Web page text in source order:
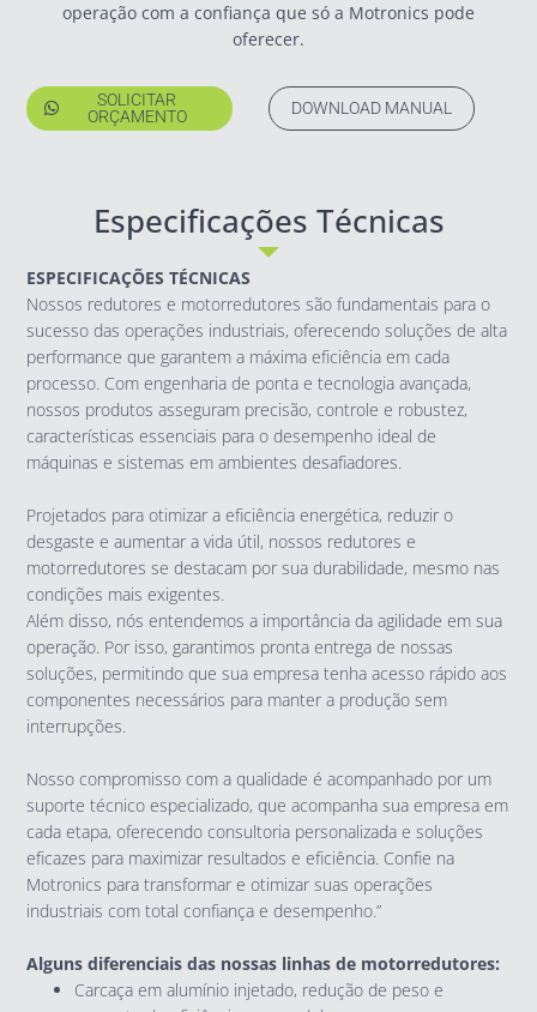
operação com a confiança que só a Motronics pode
oferecer.
SOLICITAR
ORÇAMENTO
DOWNLOAD MANUAL
Especificações Técnicas
ESPECIFICAÇÕES TÉCNICAS
Nossos redutores e motorredutores são fundamentais para o
sucesso das operações industriais, oferecendo soluções de alta
performance que garantem a máxima eficiência em cada
processo. Com engenharia de ponta e tecnologia avançada,
nossos produtos asseguram precisão, controle e robustez,
características essenciais para o desempenho ideal de
máquinas e sistemas em ambientes desafiadores.
Projetados para otimizar a eficiência energética, reduzir o
desgaste e aumentar a vida útil, nossos redutores e
motorredutores se destacam por sua durabilidade, mesmo nas
condições mais exigentes.
Além disso, nós entendemos a importância da agilidade em sua
operação. Por isso, garantimos pronta entrega de nossas
soluções, permitindo que sua empresa tenha acesso rápido aos
componentes necessários para manter a produção sem
interrupções.
Nosso compromisso com a qualidade é acompanhado por um
suporte técnico especializado, que acompanha sua empresa em
cada etapa, oferecendo consultoria personalizada e soluções
eficazes para maximizar resultados e eficiência. Confie na
Motronics para transformar e otimizar suas operações
industriais com total confiança e desempenho.”
Alguns diferenciais das nossas linhas de motorredutores:
Carcaça em alumínio injetado, redução de peso e